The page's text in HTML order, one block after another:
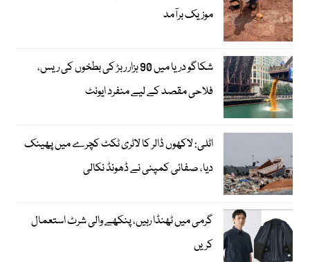
موزیک برآمد
شکاگو دریا میں 90 ہزار ربڑ کی بطخوں کی ریس،
فلاحی مقصد کے لیے منفرد ایونٹ
اٹلی: لاکھوں ڈالر کا لاٹری ٹکٹ کچرے میں پھینک
دیا، صفائی کمپنی نے ڈھونڈ نکالی
گرمی میں ٹھنڈا رہیں، پنکھے والی شرٹ استعمال
کریں